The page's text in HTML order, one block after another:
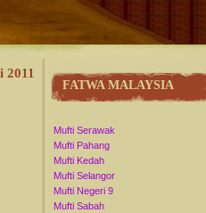
2011
FATWA MALAYSIA
Mufti Serawak
Mufti Pahang
Mufti Kedah
Mufti Selangor
Mufti Negeri 9
Mufti Sabah